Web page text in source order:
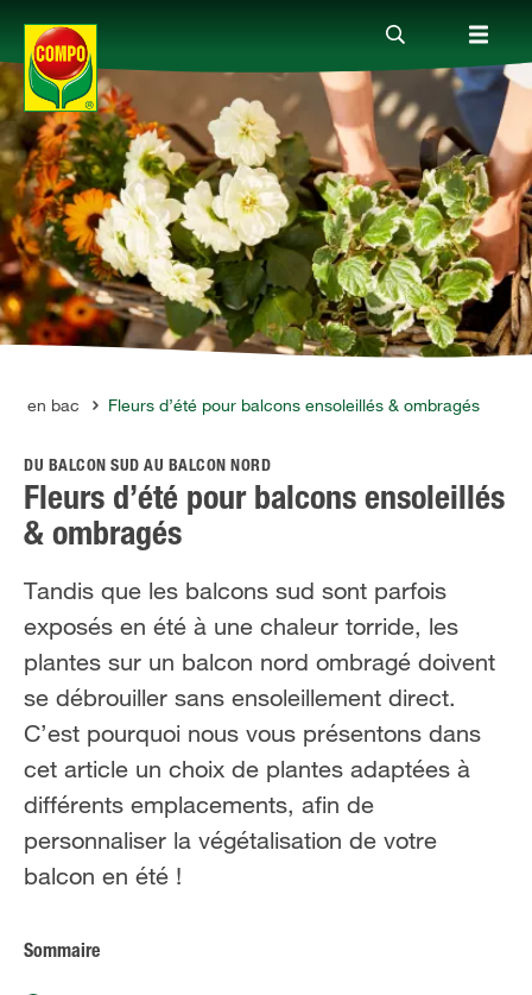
Produits
Conseil
Thèmes
Service
Qui sommes-nous?
FR NL
et en bac Fleurs d’été pour balcons ensoleillés & ombragés
DU BALCON SUD AU BALCON NORD
Fleurs d’été pour balcons ensoleillés
& ombragés
Tandis que les balcons sud sont parfois
exposés en été à une chaleur torride, les
plantes sur un balcon nord ombragé doivent
se débrouiller sans ensoleillement direct.
C’est pourquoi nous vous présentons dans
cet article un choix de plantes adaptées à
différents emplacements, afin de
personnaliser la végétalisation de votre
balcon en été !
Sommaire